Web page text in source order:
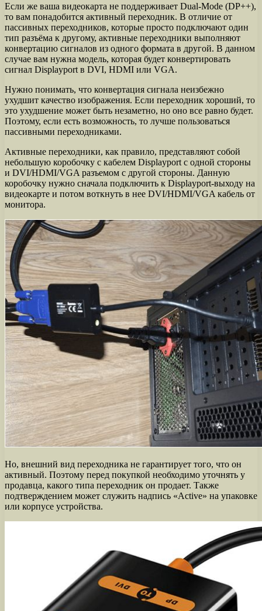
Если же ваша видеокарта не поддерживает Dual-Mode (DP++),
то вам понадобится активный переходник. В отличие от
пассивных переходников, которые просто подключают один
тип разъёма к другому, активные переходники выполняют
конвертацию сигналов из одного формата в другой. В данном
случае вам нужна модель, которая будет конвертировать
сигнал Displayport в DVI, HDMI или VGA.
Нужно понимать, что конвертация сигнала неизбежно
ухудшит качество изображения. Если переходник хороший, то
это ухудшение может быть незаметно, но оно все равно будет.
Поэтому, если есть возможность, то лучше пользоваться
пассивными переходниками.
Активные переходники, как правило, представляют собой
небольшую коробочку с кабелем Displayport с одной стороны
и DVI/HDMI/VGA разъемом с другой стороны. Данную
коробочку нужно сначала подключить к Displayport-выходу на
видеокарте и потом воткнуть в нее DVI/HDMI/VGA кабель от
монитора.
Но, внешний вид переходника не гарантирует того, что он
активный. Поэтому перед покупкой необходимо уточнять у
продавца, какого типа переходник он продает. Также
подтверждением может служить надпись «Active» на упаковке
или корпусе устройства.